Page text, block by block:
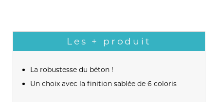
Les + produit
La robustesse du béton !
Un choix avec la finition sablée de 6 coloris